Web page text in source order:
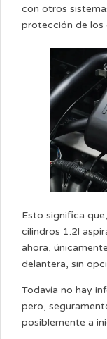
con otros
protección de los
Esto significa
cilindros 1.2l
ahora,
delantera, sin
Todavía no hay
pero,
posiblemente a